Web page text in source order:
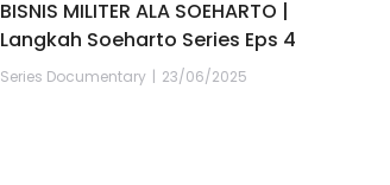
BISNIS MILITER ALA SOEHARTO |
Langkah Soeharto Series Eps 4
Series Documentary 23/06/2025